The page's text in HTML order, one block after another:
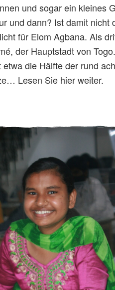
und sogar ein kleines
und dann? Ist damit nicht
für Elom Agbana. Als
der Hauptstadt von
die Hälfte der rund
Lesen Sie hier weiter.